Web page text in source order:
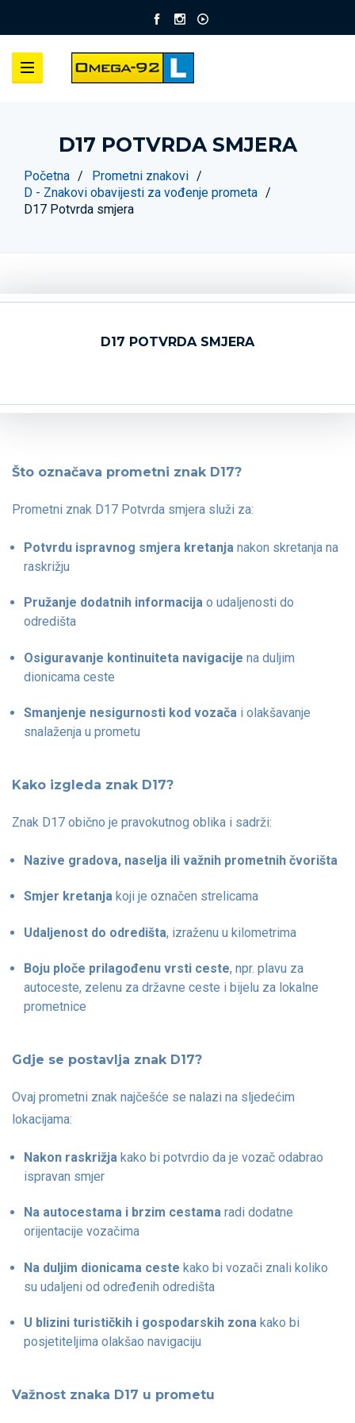
D17 POTVRDA SMJERA
Početna
Prometni znakovi
D - Znakovi obavijesti za vođenje prometa
D17 Potvrda smjera
D17 POTVRDA SMJERA
Što označava prometni znak D17?
Prometni znak D17 Potvrda smjera služi za:
Potvrdu ispravnog smjera kretanja nakon skretanja na
raskrižju
Pružanje dodatnih informacija o udaljenosti do
odredišta
Osiguravanje kontinuiteta navigacije na duljim
dionicama ceste
Smanjenje nesigurnosti kod vozača i olakšavanje
snalaženja u prometu
Kako izgleda znak D17?
Znak D17 obično je pravokutnog oblika i sadrži:
Nazive gradova, naselja ili važnih prometnih čvorišta
Smjer kretanja koji je označen strelicama
Udaljenost do odredišta, izraženu u kilometrima
Boju ploče prilagođenu vrsti ceste, npr. plavu za
autoceste, zelenu za državne ceste i bijelu za lokalne
prometnice
Gdje se postavlja znak D17?
Ovaj prometni znak najčešće se nalazi na sljedećim
lokacijama:
Nakon raskrižja kako bi potvrdio da je vozač odabrao
ispravan smjer
Na autocestama i brzim cestama radi dodatne
orijentacije vozačima
Na duljim dionicama ceste kako bi vozači znali koliko
su udaljeni od određenih odredišta
U blizini turističkih i gospodarskih zona kako bi
posjetiteljima olakšao navigaciju
Važnost znaka D17 u prometu